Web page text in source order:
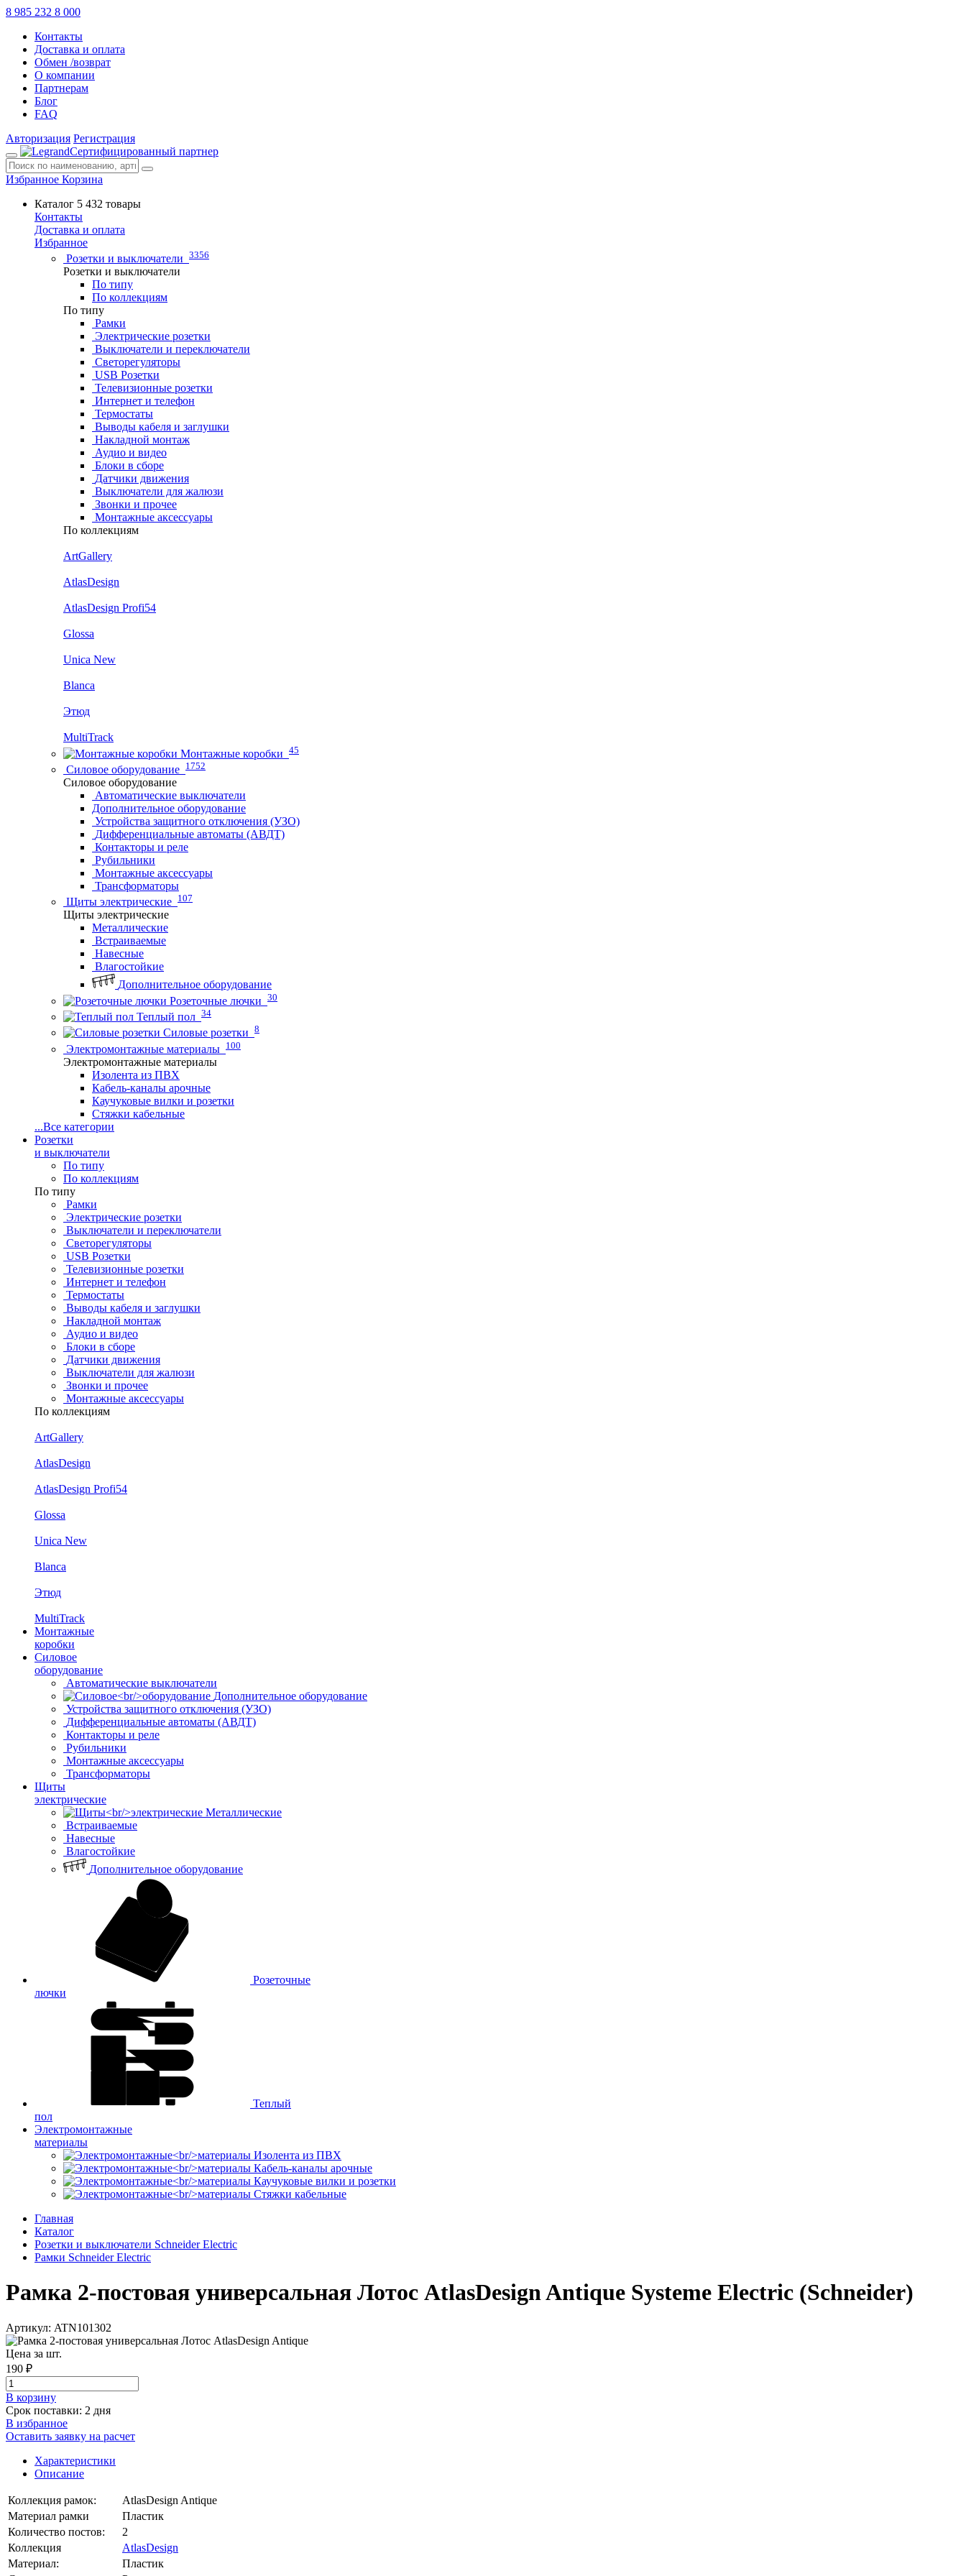
8 985 232 8 000
Контакты
Доставка и оплата
Обмен /возврат
О компании
Партнерам
Блог
FAQ
Авторизация Регистрация
Сертифицированный партнер
Избранное Корзина
Каталог 5 432 товары
Контакты
Доставка и оплата
Избранное
Розетки и выключатели 3356
Розетки и выключатели
По типу
По коллекциям
По типу
Рамки
Электрические розетки
Выключатели и переключатели
Светорегуляторы
USB Розетки
Телевизионные розетки
Интернет и телефон
Термостаты
Выводы кабеля и заглушки
Накладной монтаж
Аудио и видео
Блоки в сборе
Датчики движения
Выключатели для жалюзи
Звонки и прочее
Монтажные аксессуары
По коллекциям
ArtGallery
AtlasDesign
AtlasDesign Profi54
Glossa
Unica New
Blanca
Этюд
MultiTrack
Монтажные коробки 45
Силовое оборудование 1752
Силовое оборудование
Автоматические выключатели
Дополнительное оборудование
Устройства защитного отключения (УЗО)
Дифференциальные автоматы (АВДТ)
Контакторы и реле
Рубильники
Монтажные аксессуары
Трансформаторы
Щиты электрические 107
Щиты электрические
Металлические
Встраиваемые
Навесные
Влагостойкие
Дополнительное оборудование
Розеточные лючки 30
Теплый пол 34
Силовые розетки 8
Электромонтажные материалы 100
Электромонтажные материалы
Изолента из ПВХ
Кабель-каналы арочные
Каучуковые вилки и розетки
Стяжки кабельные
...Все категории
Розетки
и выключатели
По типу
По коллекциям
По типу
Рамки
Электрические розетки
Выключатели и переключатели
Светорегуляторы
USB Розетки
Телевизионные розетки
Интернет и телефон
Термостаты
Выводы кабеля и заглушки
Накладной монтаж
Аудио и видео
Блоки в сборе
Датчики движения
Выключатели для жалюзи
Звонки и прочее
Монтажные аксессуары
По коллекциям
ArtGallery
AtlasDesign
AtlasDesign Profi54
Glossa
Unica New
Blanca
Этюд
MultiTrack
Монтажные
коробки
Силовое
оборудование
Автоматические выключатели
Дополнительное оборудование
Устройства защитного отключения (УЗО)
Дифференциальные автоматы (АВДТ)
Контакторы и реле
Рубильники
Монтажные аксессуары
Трансформаторы
Щиты
электрические
Металлические
Встраиваемые
Навесные
Влагостойкие
Дополнительное оборудование
Розеточные
лючки
Теплый
пол
Электромонтажные
материалы
Изолента из ПВХ
Кабель-каналы арочные
Каучуковые вилки и розетки
Стяжки кабельные
Главная
Каталог
Розетки и выключатели Schneider Electric
Рамки Schneider Electric
Рамка 2-постовая универсальная Лотос AtlasDesign Antique Systeme Electric (Schneider)
Артикул: ATN101302
Цена за шт.
190 ₽
В корзинy
Срок поставки: 2 дня
В избранное
Оставить заявку на расчет
Характеристики
Описание
Коллекция рамок:
AtlasDesign Antique
Материал рамки
Пластик
Количество постов:
2
Коллекция
AtlasDesign
Материал:
Пластик